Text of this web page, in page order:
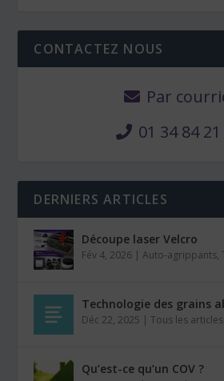
CONTACTEZ NOUS
Par
01 34 84
DERNIERS ARTICLES
Découpe laser Velcro
Fév 4, 2026 |Auto-agrippants,
Technologie des grains
Déc 22, 2025 |Tous les articles
Qu’est-ce qu’un COV ?